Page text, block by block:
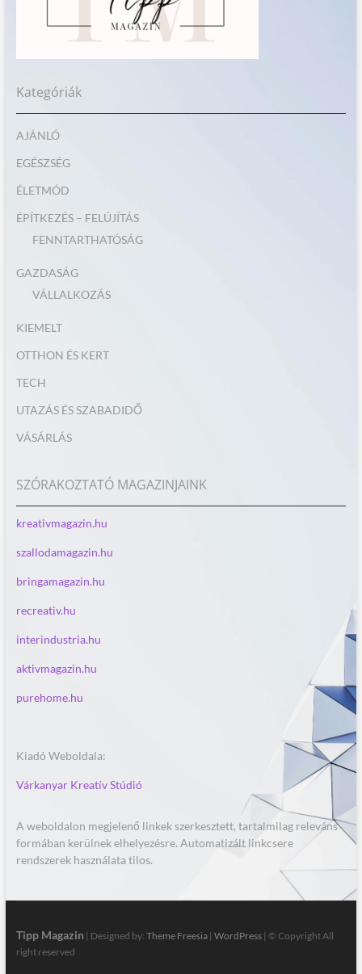
Kategóriák
AJÁNLÓ
EGÉSZSÉG
ÉLETMÓD
ÉPÍTKEZÉS – FELÚJÍTÁS
FENNTARTHATÓSÁG
GAZDASÁG
VÁLLALKOZÁS
KIEMELT
OTTHON ÉS KERT
TECH
UTAZÁS ÉS SZABADIDŐ
VÁSÁRLÁS
SZÓRAKOZTATÓ MAGAZINJAINK
kreativmagazin.hu
szallodamagazin.hu
bringamagazin.hu
recreativ.hu
interindustria.hu
aktivmagazin.hu
purehome.hu
Kiadó Weboldala:
Várkanyar Kreatív Stúdió
A weboldalon megjelenő linkek szerkesztett, tartalmilag releváns
formában kerülnek elhelyezésre. Automatizált linkcsere
rendszerek használata tilos.
Tipp Magazin | Designed by: Theme Freesia| WordPress| © Copyright All
right reserved